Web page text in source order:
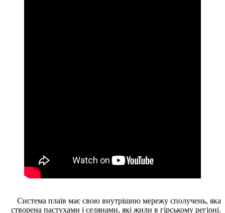
Система плаїв має свою внутрішню мережу сполучень, яка
створена пастухами і селянами, які жили в гірському регіоні.